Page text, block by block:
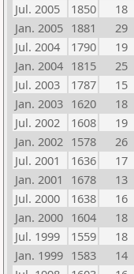
Jul. 2005
1850 18
Jan. 2005 1881 29
Jul. 2004
1790 19
Jan. 2004 1815 25
Jul. 2003
1787 15
Jan. 2003 1620 18
Jul. 2002
1608 19
Jan. 2002 1578 26
Jul. 2001
1636 17
Jan. 2001
1678 13
Jul. 2000
1638 16
Jan. 2000 1604 18
Jul. 1999
1559 18
Jan. 1999 1583 14